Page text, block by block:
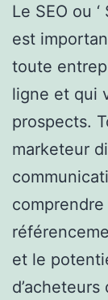
Le SEO ou
est
toute
ligne et qui
prospects.
marketeur
comprendre
et le